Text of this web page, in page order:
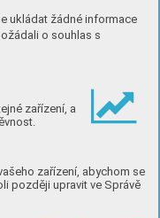
ukládat žádné informace
o souhlas s
zařízení, a
zařízení, abychom se
později upravit ve Správě